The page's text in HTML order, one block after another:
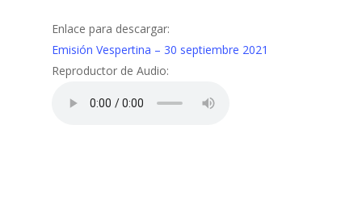
Enlace para descargar:
Emisión Vespertina – 30 septiembre 2021
Reproductor de Audio: